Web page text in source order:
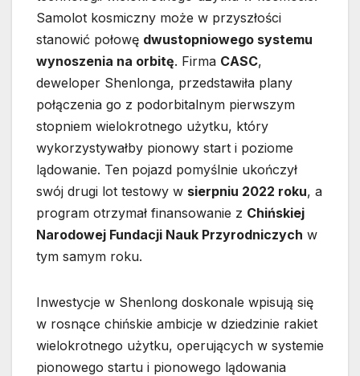
Samolot kosmiczny może w przyszłości
stanowić połowę dwustopniowego systemu
wynoszenia na orbitę. Firma CASC,
deweloper Shenlonga, przedstawiła plany
połączenia go z podorbitalnym pierwszym
stopniem wielokrotnego użytku, który
wykorzystywałby pionowy start i poziome
lądowanie. Ten pojazd pomyślnie ukończył
swój drugi lot testowy w sierpniu 2022 roku, a
program otrzymał finansowanie z Chińskiej
Narodowej Fundacji Nauk Przyrodniczych w
tym samym roku.
Inwestycje w Shenlong doskonale wpisują się
w rosnące chińskie ambicje w dziedzinie rakiet
wielokrotnego użytku, operujących w systemie
pionowego startu i pionowego lądowania